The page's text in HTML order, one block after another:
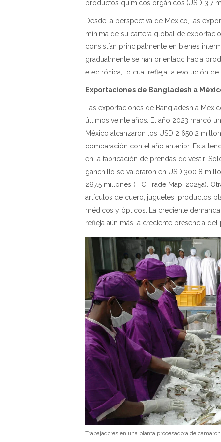
productos químicos orgánicos (USD 3.7
Desde la perspectiva de México, las
mínima de su cartera global de
consistían principalmente en bienes
gradualmente se han orientado hacia
electrónica, lo cual refleja la evolución
Exportaciones de Bangladesh a
Las exportaciones de Bangladesh a
últimos veinte años. El año 2023 marcó
México alcanzaron los USD 2 650.2
comparación con el año anterior. Esta
en la fabricación de prendas de vestir.
ganchillo se valoraron en USD 300.8
287.5 millones (ITC Trade Map, 2025a).
artículos de cuero, juguetes, productos
médicos y ópticos. La creciente
refleja aún más la creciente presencia
Trabajadores en una planta procesadora de